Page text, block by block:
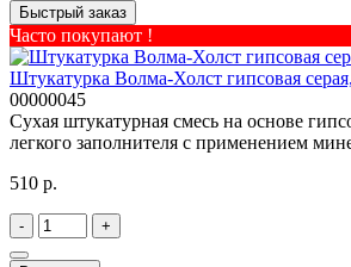
Быстрый заказ
Часто покупают !
Штукатурка Волма-Холст гипсовая
00000045
Cухая штукатурная смесь на основе
легкого заполнителя с применением
510 р.
- +